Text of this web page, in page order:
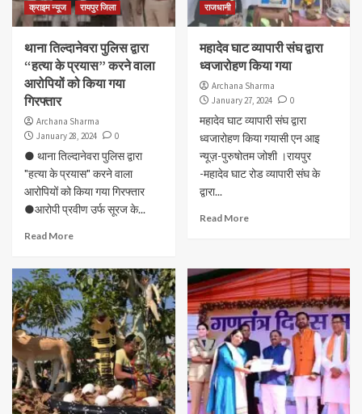
क्राइम न्यूज रायपुर जिला
थाना तिल्दानेवरा पुलिस द्वारा
“हत्या के प्रयास” करने वाला
आरोपियों को किया गया
गिरफ्तार
Archana Sharma
January 28, 2024
0
● थाना तिल्दानेवरा पुलिस द्वारा
"हत्या के प्रयास" करने वाला
आरोपियों को किया गया गिरफ्तार
●आरोपी प्रवीण उर्फ सूरज के...
Read More
राजधानी
महादेव घाट व्यापारी संघ द्वारा
ध्वजारोहण किया गया
Archana Sharma
January 27, 2024
0
महादेव घाट व्यापारी संघ द्वारा
ध्वजारोहण किया गयासी एन आइ
न्यूज़-पुरुषोतम जोशी ।रायपुर
-महादेव घाट रोड व्यापारी संघ के
द्वारा...
Read More